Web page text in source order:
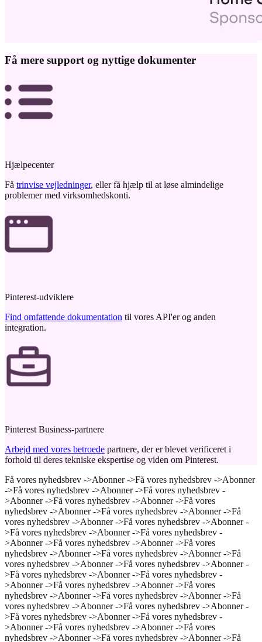
Få mere support og nyttige dokumenter
Hjælpecenter
Få trinvise vejledninger, eller få hjælp til at løse almindelige
problemer med virksomhedskonti.
Pinterest-udviklere
Find omfattende dokumentation til vores API'er og anden
integration.
Pinterest Business-partnere
Arbejd med vores betroede partnere, der er blevet verificeret i
forhold til deres tekniske ekspertise og viden om Pinterest.
Få vores nyhedsbrev ->Abonner ->Få vores nyhedsbrev ->Abonner
->Få vores nyhedsbrev ->Abonner ->Få vores nyhedsbrev -
>Abonner ->Få vores nyhedsbrev ->Abonner ->Få vores
nyhedsbrev ->Abonner ->Få vores nyhedsbrev ->Abonner ->Få
vores nyhedsbrev ->Abonner ->Få vores nyhedsbrev ->Abonner -
>Få vores nyhedsbrev ->Abonner ->Få vores nyhedsbrev -
>Abonner ->Få vores nyhedsbrev ->Abonner ->Få vores
nyhedsbrev ->Abonner ->Få vores nyhedsbrev ->Abonner ->Få
vores nyhedsbrev ->Abonner ->Få vores nyhedsbrev ->Abonner -
>Få vores nyhedsbrev ->Abonner ->Få vores nyhedsbrev -
>Abonner ->Få vores nyhedsbrev ->Abonner ->Få vores
nyhedsbrev ->Abonner ->Få vores nyhedsbrev ->Abonner ->Få
vores nyhedsbrev ->Abonner ->Få vores nyhedsbrev ->Abonner -
>Få vores nyhedsbrev ->Abonner ->Få vores nyhedsbrev -
>Abonner ->Få vores nyhedsbrev ->Abonner ->Få vores
nyhedsbrev ->Abonner ->Få vores nyhedsbrev ->Abonner ->Få